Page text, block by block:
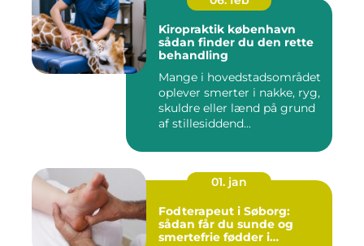
Kiropraktik københavn
sådan finder du den rette
behandling
Mange i hovedstadsområdet
oplever smerter i nakke, ryg,
skuldre eller lænd på grund
af stillesiddend...
01. jan
Fodterapeut i Søborg:
sådan får du sunde og
smertefrie fødder i